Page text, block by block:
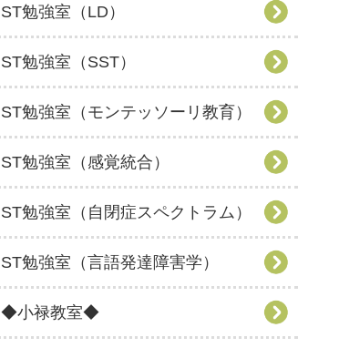
ST勉強室（LD）
ST勉強室（SST）
ST勉強室（モンテッソーリ教育）
ST勉強室（感覚統合）
ST勉強室（自閉症スペクトラム）
ST勉強室（言語発達障害学）
◆小禄教室◆